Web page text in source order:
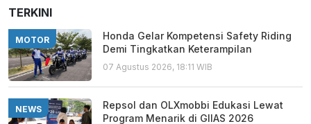
TERKINI
MOTOR
Honda Gelar Kompetensi Safety Riding
Demi Tingkatkan Keterampilan
07 Agustus 2026, 18:11 WIB
NEWS
Repsol dan OLXmobbi Edukasi Lewat
Program Menarik di GIIAS 2026